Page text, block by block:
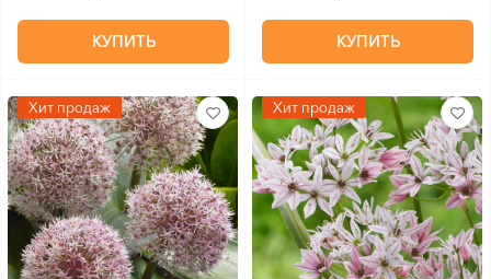
КУПИТЬ КУПИТЬ
Хит продаж Хит продаж